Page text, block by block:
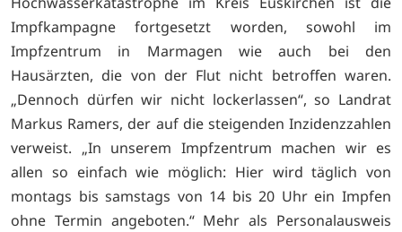
Impfkampagne fortgesetzt worden, sowohl im
Impfzentrum in Marmagen wie auch bei den
Hausärzten, die von der Flut nicht betroffen waren.
„Dennoch dürfen wir nicht lockerlassen“, so Landrat
Markus Ramers, der auf die steigenden Inzidenzzahlen
verweist. „In unserem Impfzentrum machen wir es
allen so einfach wie möglich: Hier wird täglich von
montags bis samstags von 14 bis 20 Uhr ein Impfen
ohne Termin angeboten.“ Mehr als Personalausweis